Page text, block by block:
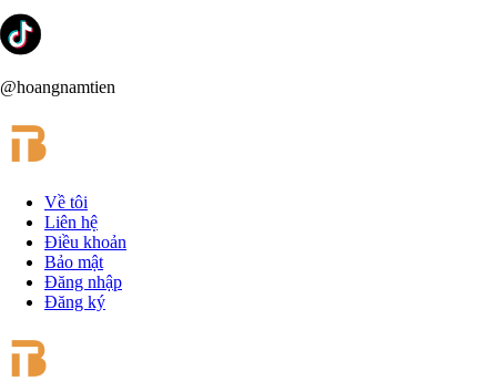
@hoangnamtien
Về tôi
Liên hệ
Điều khoản
Bảo mật
Đăng nhập
Đăng ký